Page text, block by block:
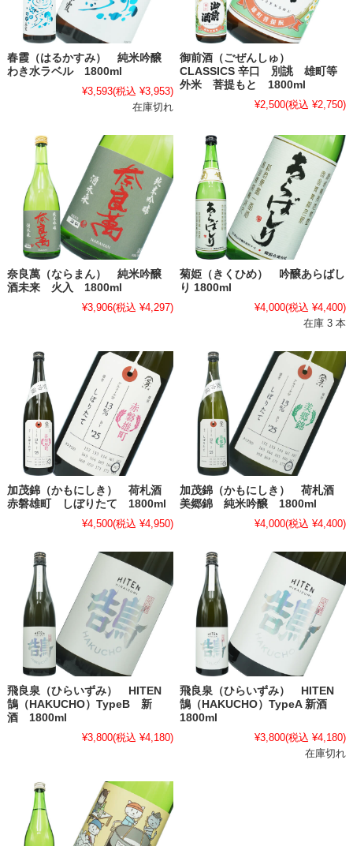
春霞（はるかすみ） 純米吟醸
わき水ラベル 1800ml
¥3,593(税込 ¥3,953)
在庫切れ
御前酒（ごぜんしゅ）
CLASSICS 辛口 別誂 雄町等
外米 菩提もと 1800ml
¥2,500(税込 ¥2,750)
奈良萬（ならまん） 純米吟醸
酒未来 火入 1800ml
¥3,906(税込 ¥4,297)
菊姫（きくひめ） 吟醸あらばし
り 1800ml
¥4,000(税込 ¥4,400)
在庫 3 本
加茂錦（かもにしき） 荷札酒
赤磐雄町 しぼりたて 1800ml
¥4,500(税込 ¥4,950)
加茂錦（かもにしき） 荷札酒
美郷錦 純米吟醸 1800ml
¥4,000(税込 ¥4,400)
飛良泉（ひらいずみ） HITEN
鵠（HAKUCHO）TypeB 新
酒 1800ml
¥3,800(税込 ¥4,180)
飛良泉（ひらいずみ） HITEN
鵠（HAKUCHO）TypeA 新酒
1800ml
¥3,800(税込 ¥4,180)
在庫切れ